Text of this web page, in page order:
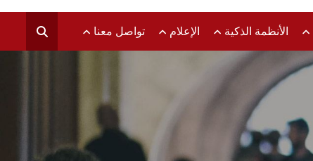
الأنظمة الذكية الإعلام تواصل معنا